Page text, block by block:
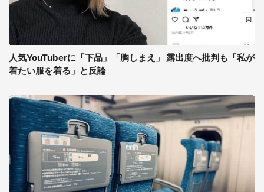
人気YouTuberに「下品」「胸しまえ」 露出度へ批判も「私が
着たい服を着る」と反論